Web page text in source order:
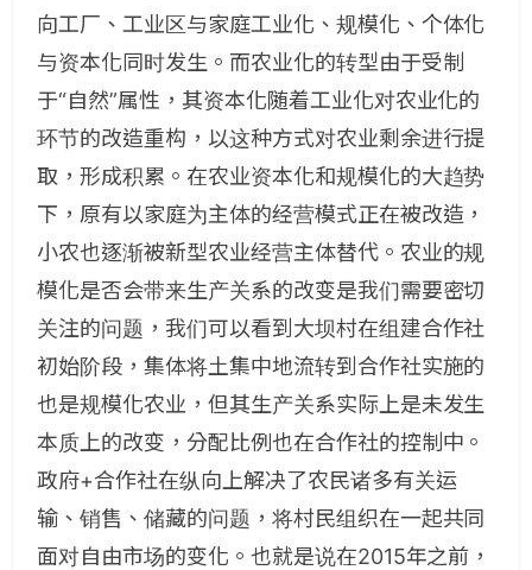
向工厂、工业区与家庭工业化、规模化、个体化
与资本化同时发生。而农业化的转型由于受制
于“自然”属性，其资本化随着工业化对农业化的
环节的改造重构，以这种方式对农业剩余进行提
取，形成积累。在农业资本化和规模化的大趋势
下，原有以家庭为主体的经营模式正在被改造，
小农也逐渐被新型农业经营主体替代。农业的规
模化是否会带来生产关系的改变是我们需要密切
关注的问题，我们可以看到大坝村在组建合作社
初始阶段，集体将土集中地流转到合作社实施的
也是规模化农业，但其生产关系实际上是未发生
本质上的改变，分配比例也在合作社的控制中。
政府+合作社在纵向上解决了农民诸多有关运
输、销售、储藏的问题，将村民组织在一起共同
面对自由市场的变化。也就是说在2015年之前，